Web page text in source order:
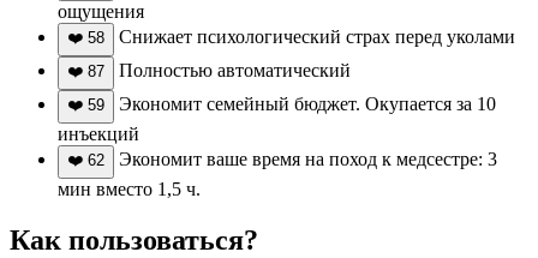
ощущения
❤️ 58 Снижает психологический страх перед уколами
❤️ 87 Полностью автоматический
❤️ 59
Экономит семейный бюджет. Окупается за 10
инъекций
❤️ 62
Экономит ваше время на поход к медсестре: 3
мин вместо 1,5 ч.
Как пользоваться?